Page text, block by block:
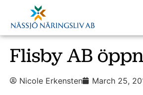
Flisby AB
Nicole Erkensten March 25,